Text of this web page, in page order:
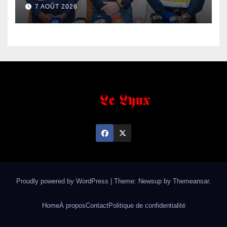
7 AOÛT 2026
Proudly powered by WordPress Theme: Newsup by Themeansar.
HomeÀ proposContactPolitique de confidentialité